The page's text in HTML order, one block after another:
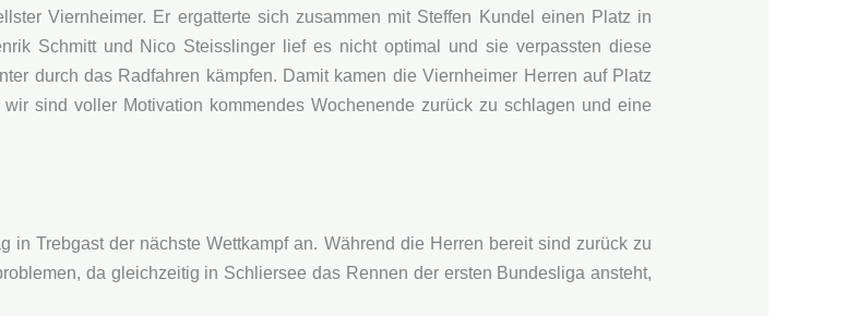
Viernheimer. Er ergatterte sich zusammen mit Steffen Kundel einen Platz in
Schmitt und Nico Steisslinger lief es nicht optimal und sie verpassten diese
durch das Radfahren kämpfen. Damit kamen die Viernheimer Herren auf Platz
sind voller Motivation kommendes Wochenende zurück zu schlagen und eine
in Trebgast der nächste Wettkampf an. Während die Herren bereit sind zurück zu
da gleichzeitig in Schliersee das Rennen der ersten Bundesliga ansteht,